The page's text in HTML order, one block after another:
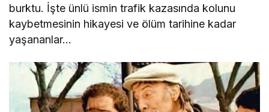
burktu. İşte ünlü ismin trafik kazasında kolunu
kaybetmesinin hikayesi ve ölüm tarihine kadar
yaşananlar…